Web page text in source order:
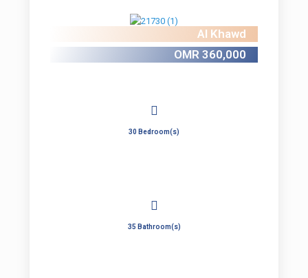
Al Khawd
OMR 360,000
30 Bedroom(s)
35 Bathroom(s)